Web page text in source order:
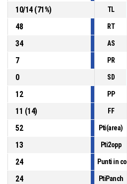
10/14(71%) TL
48
RT
34
AS
7
PR
0
SD
12
PP
11 (14) FF
52
Pti(area)
13
Pti2opp
24
Punti in
24
PtiPanch